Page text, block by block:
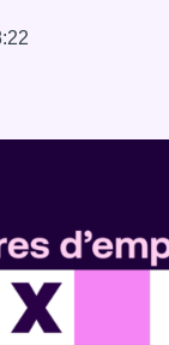
le blocus